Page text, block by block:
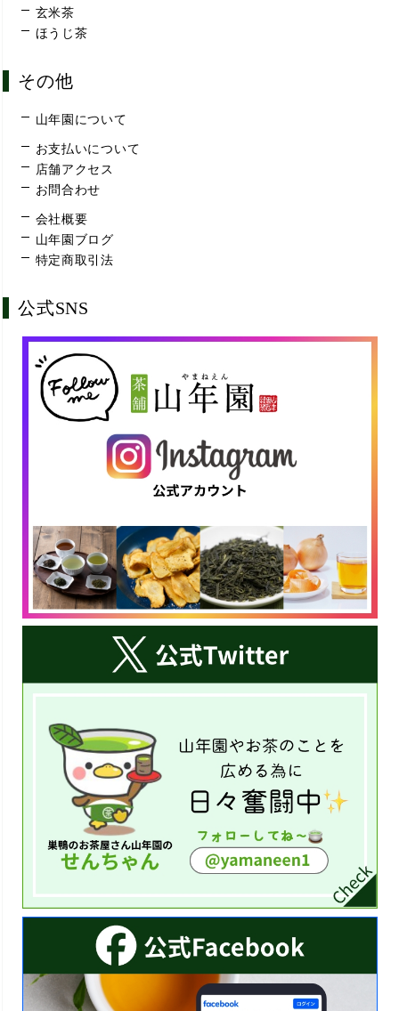
玄米茶
ほうじ茶
その他
山年園について
お支払いについて
店舗アクセス
お問合わせ
会社概要
山年園ブログ
特定商取引法
公式SNS